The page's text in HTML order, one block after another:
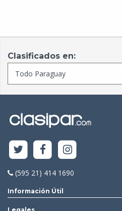
Clasificados en:
(595 21) 414 1690
Información Útil